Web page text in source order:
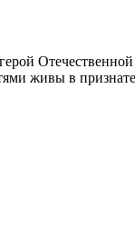
живы в